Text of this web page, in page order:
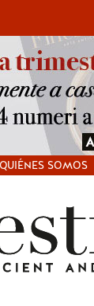
QUIÉNES SOMOS